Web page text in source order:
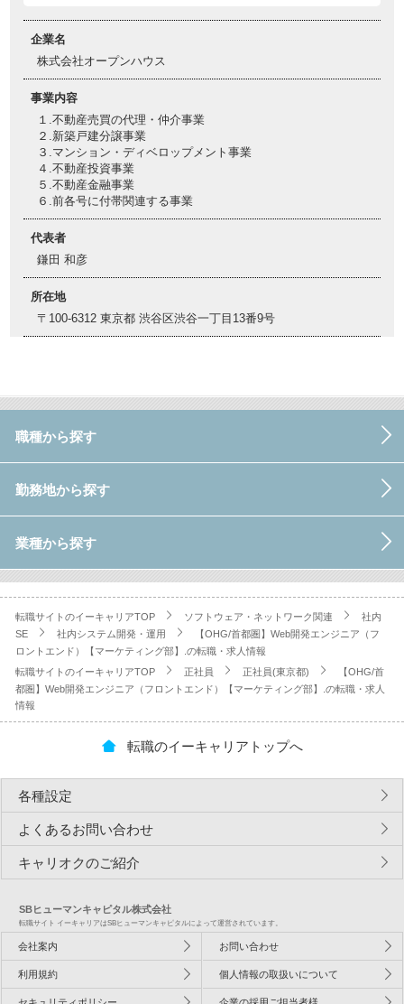
企業名
株式会社オープンハウス
事業内容
１.不動産売買の代理・仲介事業
２.新築戸建分譲事業
３.マンション・ディベロップメント事業
４.不動産投資事業
５.不動産金融事業
６.前各号に付帯関連する事業
代表者
鎌田 和彦
所在地
〒100-6312 東京都 渋谷区渋谷一丁目13番9号
職種から探す
勤務地から探す
業種から探す
転職サイトのイーキャリアTOP ソフトウェア・ネットワーク関連
社内
SE
社内システム開発・運用
【OHG/首都圏】Web開発エンジニア（フ
ロントエンド）【マーケティング部】.の転職・求人情報
転職サイトのイーキャリアTOP
正社員 正社員(東京都)
【OHG/首
都圏】Web開発エンジニア（フロントエンド）【マーケティング部】.の転職・求人
情報
転職のイーキャリアトップへ
各種設定
よくあるお問い合わせ
キャリオクのご紹介
SBヒューマンキャピタル株式会社
転職サイト イーキャリアはSBヒューマンキャピタルによって運営されています。
会社案内 お問い合わせ
利用規約 個人情報の取扱いについて